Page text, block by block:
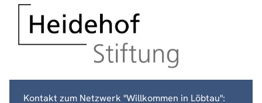
Kontakt zum Netzwerk "Willkommen in Löbtau":